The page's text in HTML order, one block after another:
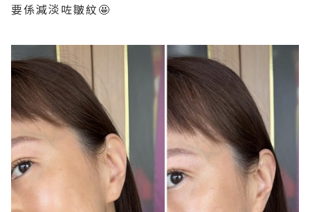
要係減淡咗皺紋🤩